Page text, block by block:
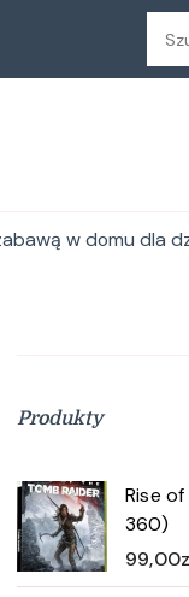
w domu dla
Produkty
Rise
360)
99,00